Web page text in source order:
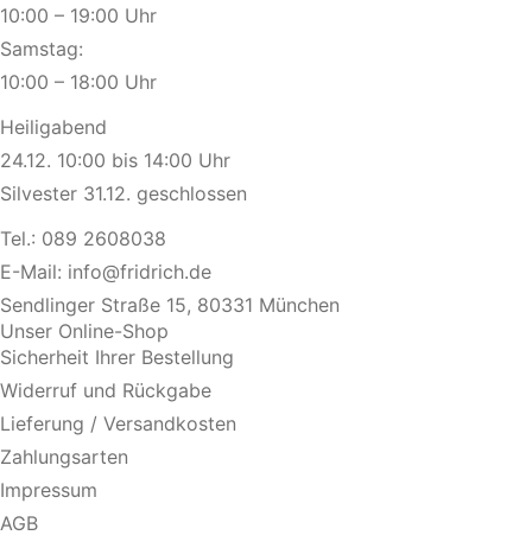
10:00 – 19:00 Uhr
Samstag:
10:00 – 18:00 Uhr
Heiligabend
24.12. 10:00 bis 14:00 Uhr
Silvester 31.12. geschlossen
Tel.: 089 2608038
E-Mail: info@fridrich.de
Sendlinger Straße 15, 80331 München
Unser Online-Shop
Sicherheit Ihrer Bestellung
Widerruf und Rückgabe
Lieferung / Versandkosten
Zahlungsarten
Impressum
AGB